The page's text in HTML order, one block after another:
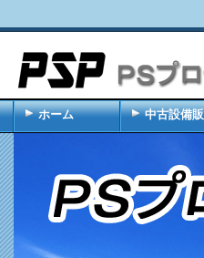
ホーム 中古設備